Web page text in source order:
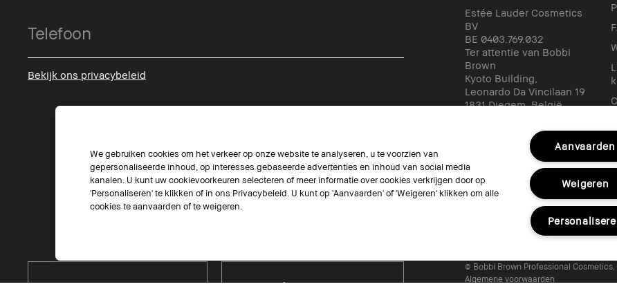
Bekijk ons privacybeleid
Estée Lauder Cosmetics
BV
BE 0403.769.032
Ter attentie van Bobbi
Brown
Kyoto Building,
Leonardo Da Vincilaan 19
1831 Diegem, België
be@bobbibrown.com
Volg ons
Kies Locatie Kies Taal
© Bobbi Brown Professional
Algemene voorwaarden
We gebruiken cookies om het verkeer op onze website te analyseren, u te voorzien van
gepersonaliseerde inhoud, op interesses gebaseerde advertenties en inhoud van social media
kanalen. U kunt uw cookievoorkeuren selecteren of meer informatie over cookies verkrijgen door op
'Personaliseren' te klikken of in ons Privacybeleid. U kunt op 'Aanvaarden' of 'Weigeren' klikken om alle
cookies te aanvaarden of te weigeren.
Aanvaarden
Weigeren